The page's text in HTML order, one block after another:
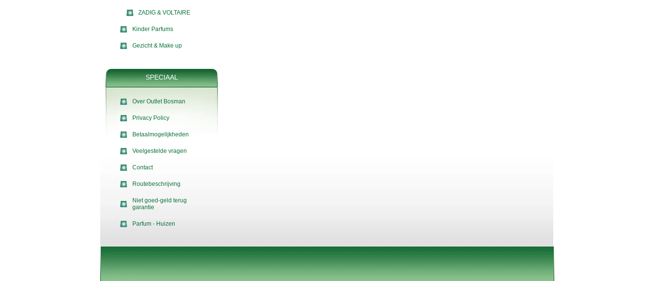
ZADIG & VOLTAIRE
Kinder Parfums
Gezicht & Make up
SPECIAAL
Over Outlet Bosman
Privacy Policy
Betaalmogelijkheden
Veelgestelde vragen
Contact
Routebeschrijving
Niet goed-geld terug
garantie
Parfum - Huizen